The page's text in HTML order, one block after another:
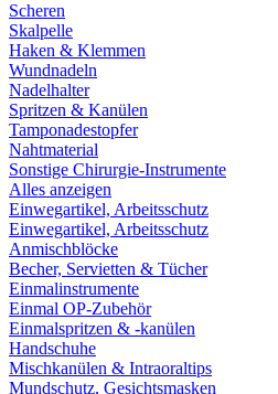
Scheren
Skalpelle
Haken & Klemmen
Wundnadeln
Nadelhalter
Spritzen & Kanülen
Tamponadestopfer
Nahtmaterial
Sonstige Chirurgie-Instrumente
Alles anzeigen
Einwegartikel, Arbeitsschutz
Einwegartikel, Arbeitsschutz
Anmischblöcke
Becher, Servietten & Tücher
Einmalinstrumente
Einmal OP-Zubehör
Einmalspritzen & -kanülen
Handschuhe
Mischkanülen & Intraoraltips
Mundschutz, Gesichtsmasken